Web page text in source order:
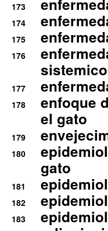
173
174
175
176
177
178
enfoque
el gato
179
180
gato
181
182
183